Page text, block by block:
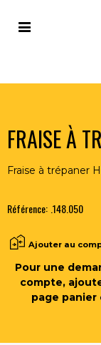
Accueil
FRAISE À
Fraise à trépaner
Référence: .148.050
Ajouter au
Pour une
compte,
page panier